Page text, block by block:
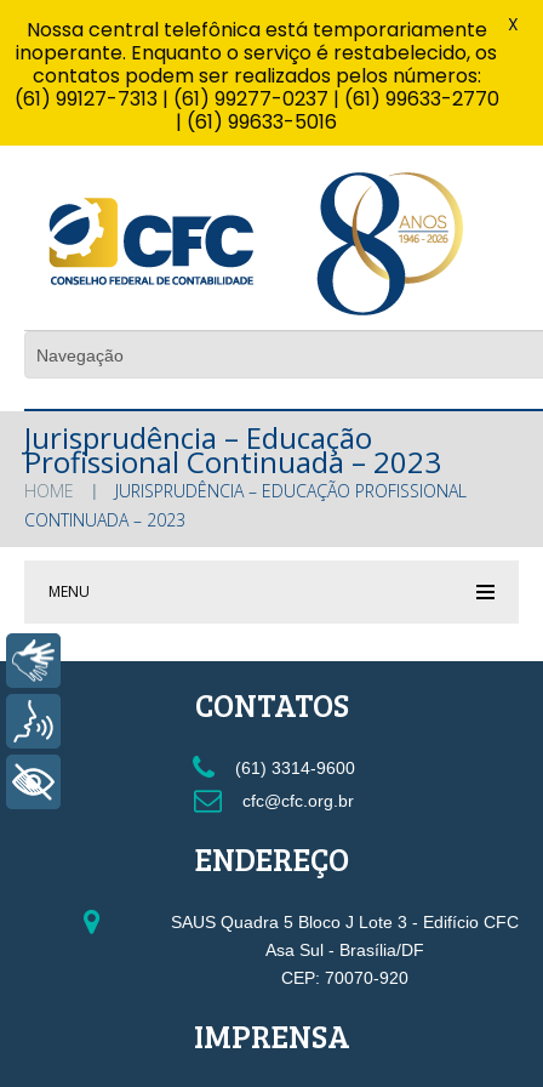
Jurisprudência – Educação
Profissional Continuada – 2023
HOME
JURISPRUDÊNCIA – EDUCAÇÃO PROFISSIONAL
CONTINUADA – 2023
MENU
CONTATOS
(61) 3314-9600
cfc@cfc.org.br
ENDEREÇO
SAUS Quadra 5 Bloco J Lote 3 - Edifício CFC
Asa Sul - Brasília/DF
CEP: 70070-920
IMPRENSA
Nossa central telefônica está temporariamente
inoperante. Enquanto o serviço é restabelecido, os
contatos podem ser realizados pelos números:
(61) 99127-7313 | (61) 99277-0237 | (61) 99633-2770
| (61) 99633-5016
X
Libras
+ Acessibilidade